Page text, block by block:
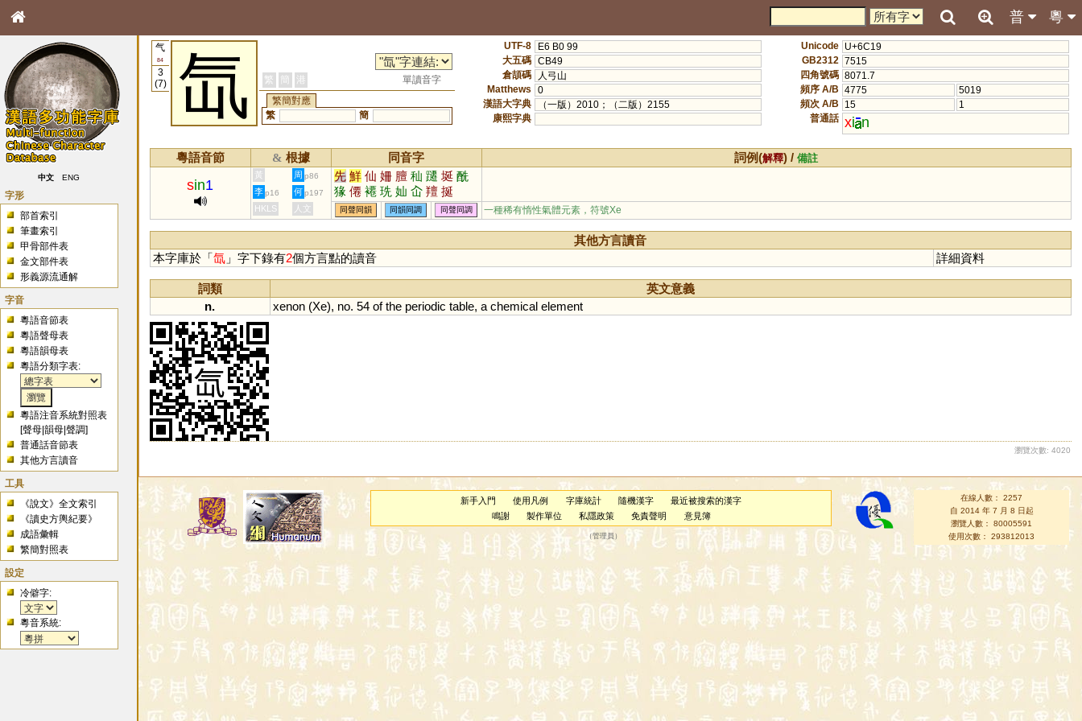
粵
普
中文 ENG
字形
部首索引
筆畫索引
甲骨部件表
金文部件表
形義源流通解
字音
粵語音節表
粵語聲母表
粵語韻母表
粵語分類字表:
粵語注音系統對照表
[聲母 |韻母 |聲調]
普通話音節表
其他方言讀音
工具
《說文》全文索引
《讀史方輿紀要》
成語彙輯
繁簡對照表
設定
冷僻字:
粵音系統:
气
84
3
(7)
氙 繁 簡 港
單讀音字
繁簡對應
繁
簡
UTF-8
E6 B0 99
大五碼 CB49
倉頡碼
人弓山
Matthews
0
漢語大字典
（一版）2010；（二版）2155
康熙字典
Unicode U+6C19
GB2312 7515
四角號碼 8071.7
頻序 A/B 4775
5019
頻次 A/B
15
1
普通話 xi n
粵語音節 & 根據 同音字 詞例(解釋) /備註
sin1
黃 周 p86 先 鮮 仙 姍 膻 秈 躚 埏 酰
猭 僊 褼 珗 奾 屳 羶 挻
李 p16 何 p197
HKLS 人文 同聲同韻 同韻同調 同聲同調 一種稀有惰性氣體元素，符號Xe
其他方言讀音
本字庫於「 氙」字下錄有2個方言點的讀音 詳細資料
詞類
英文意義
n.
xenon(Xe), no. 54 of the periodic table, a chemical element
瀏覽次數: 4020
新手入門 使用凡例 字庫統計 隨機漢字
最近被搜索的漢字
鳴謝
製作單位 私隱政策 免責聲明 意見簿
（管理員 ）
在線人數： 2257
自 2014 年 7 月 8 日起
瀏覽人數： 80005591
使用次數： 293812013